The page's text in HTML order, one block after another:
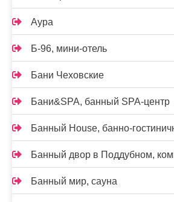
Аура
Б-96, мини-отель
Бани Чеховские
Бани&SPA, банный SPA-центр
Банный House, банно-
Банный двор в Поддубном,
Банный мир, сауна